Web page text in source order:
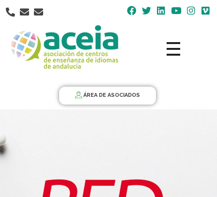
Nota:
este
web
incluye
ÁREA DE ASOCIADOS